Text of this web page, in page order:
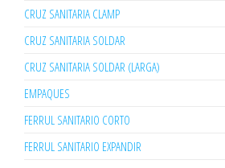
CRUZ SANITARIA CLAMP
CRUZ SANITARIA SOLDAR
CRUZ SANITARIA SOLDAR (LARGA)
EMPAQUES
FERRUL SANITARIO CORTO
FERRUL SANITARIO EXPANDIR